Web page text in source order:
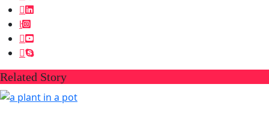
Related Story